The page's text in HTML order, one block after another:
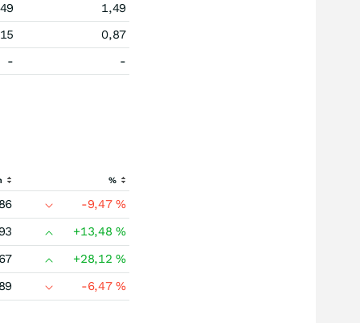
1,49
0,87
- -
%
-9,47%
+13,48%
+28,12%
-6,47%